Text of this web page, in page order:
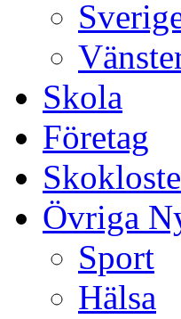
Skola
Företag
Övriga
Sport
Hälsa